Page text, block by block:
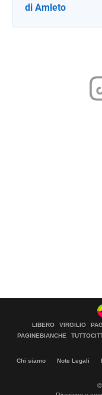
di Amleto
LIBERO VIRGILIO
PAGINEBIANCHE
Chi siamo Note Legali
©